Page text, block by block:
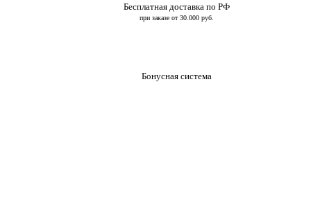
Бесплатная доставка по РФ
при заказе от 30.000 руб.
Бонусная система